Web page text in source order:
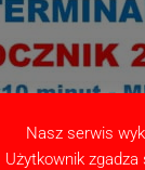
Nasz serwis
Użytkownik